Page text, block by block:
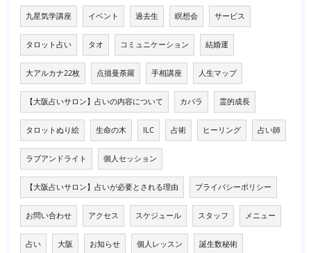
九星気学講座 イベント 過去生 瞑想会 サービス
タロット占い タオ コミュニケーション 結婚運
大アルカナ22枚 点描曼荼羅 手相講座 人生マップ
【大阪占いサロン】占いの内容について カバラ 霊的成長
タロットぬり絵 生命の木 ILC 占術 ヒーリング 占い師
ラブアンドライト 個人セッション
【大阪占いサロン】占いが必要とされる理由 プライバシーポリシー
お問い合わせ アクセス スケジュール スタッフ メニュー
占い 大阪 お知らせ 個人レッスン 誕生数秘術